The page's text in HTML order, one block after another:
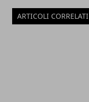
ARTICOLI CORRELATI